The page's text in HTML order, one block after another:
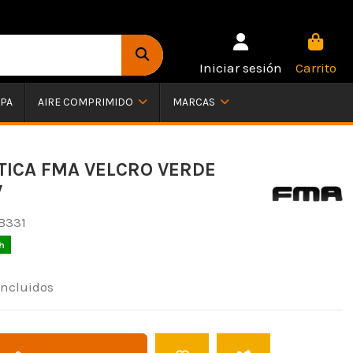
Iniciar sesión Carrito
AIRE COMPRIMIDO MARCAS
FMA VELCRO VERDE